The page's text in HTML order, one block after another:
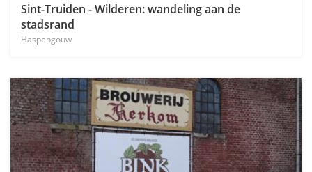
Sint-Truiden - Wilderen: wandeling aan de
stadsrand
Haspengouw